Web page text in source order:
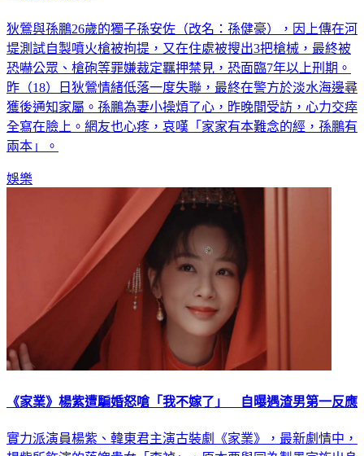
狄鶯與孫鵬26歲的獨子孫安佐（改名：孫健豪），因上傳在河
堤測試自製噴火槍被拘提，又在住處被搜出3把槍械，最終被
恐嚇公眾、槍砲等罪嫌裁定羈押禁見，恐面臨7年以上刑期。
昨（18）日狄鶯情緒低落一度失聯，最終在警方於淡水海邊尋
獲後通知家屬。孫鵬為妻小操煩了心，昨晚間受訪，心力交瘁
全寫在臉上。網友也心疼，哀嘆「家家有本難念的經，孫鵬有
兩本」。
娛樂
《家業》楊紫遭騙婚怒嗆「我不嫁了」 自曝遇渣男第一反應
實力派演員楊紫、韓東君主演古裝劇《家業》，最新劇情中，